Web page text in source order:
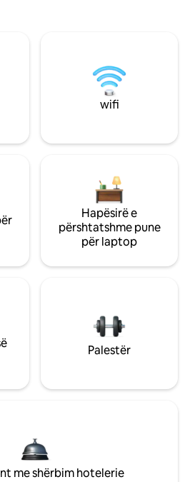
wifi
Hapësirë e
përshtatshme pune
për laptop
Palestër
me shërbim hotelerie